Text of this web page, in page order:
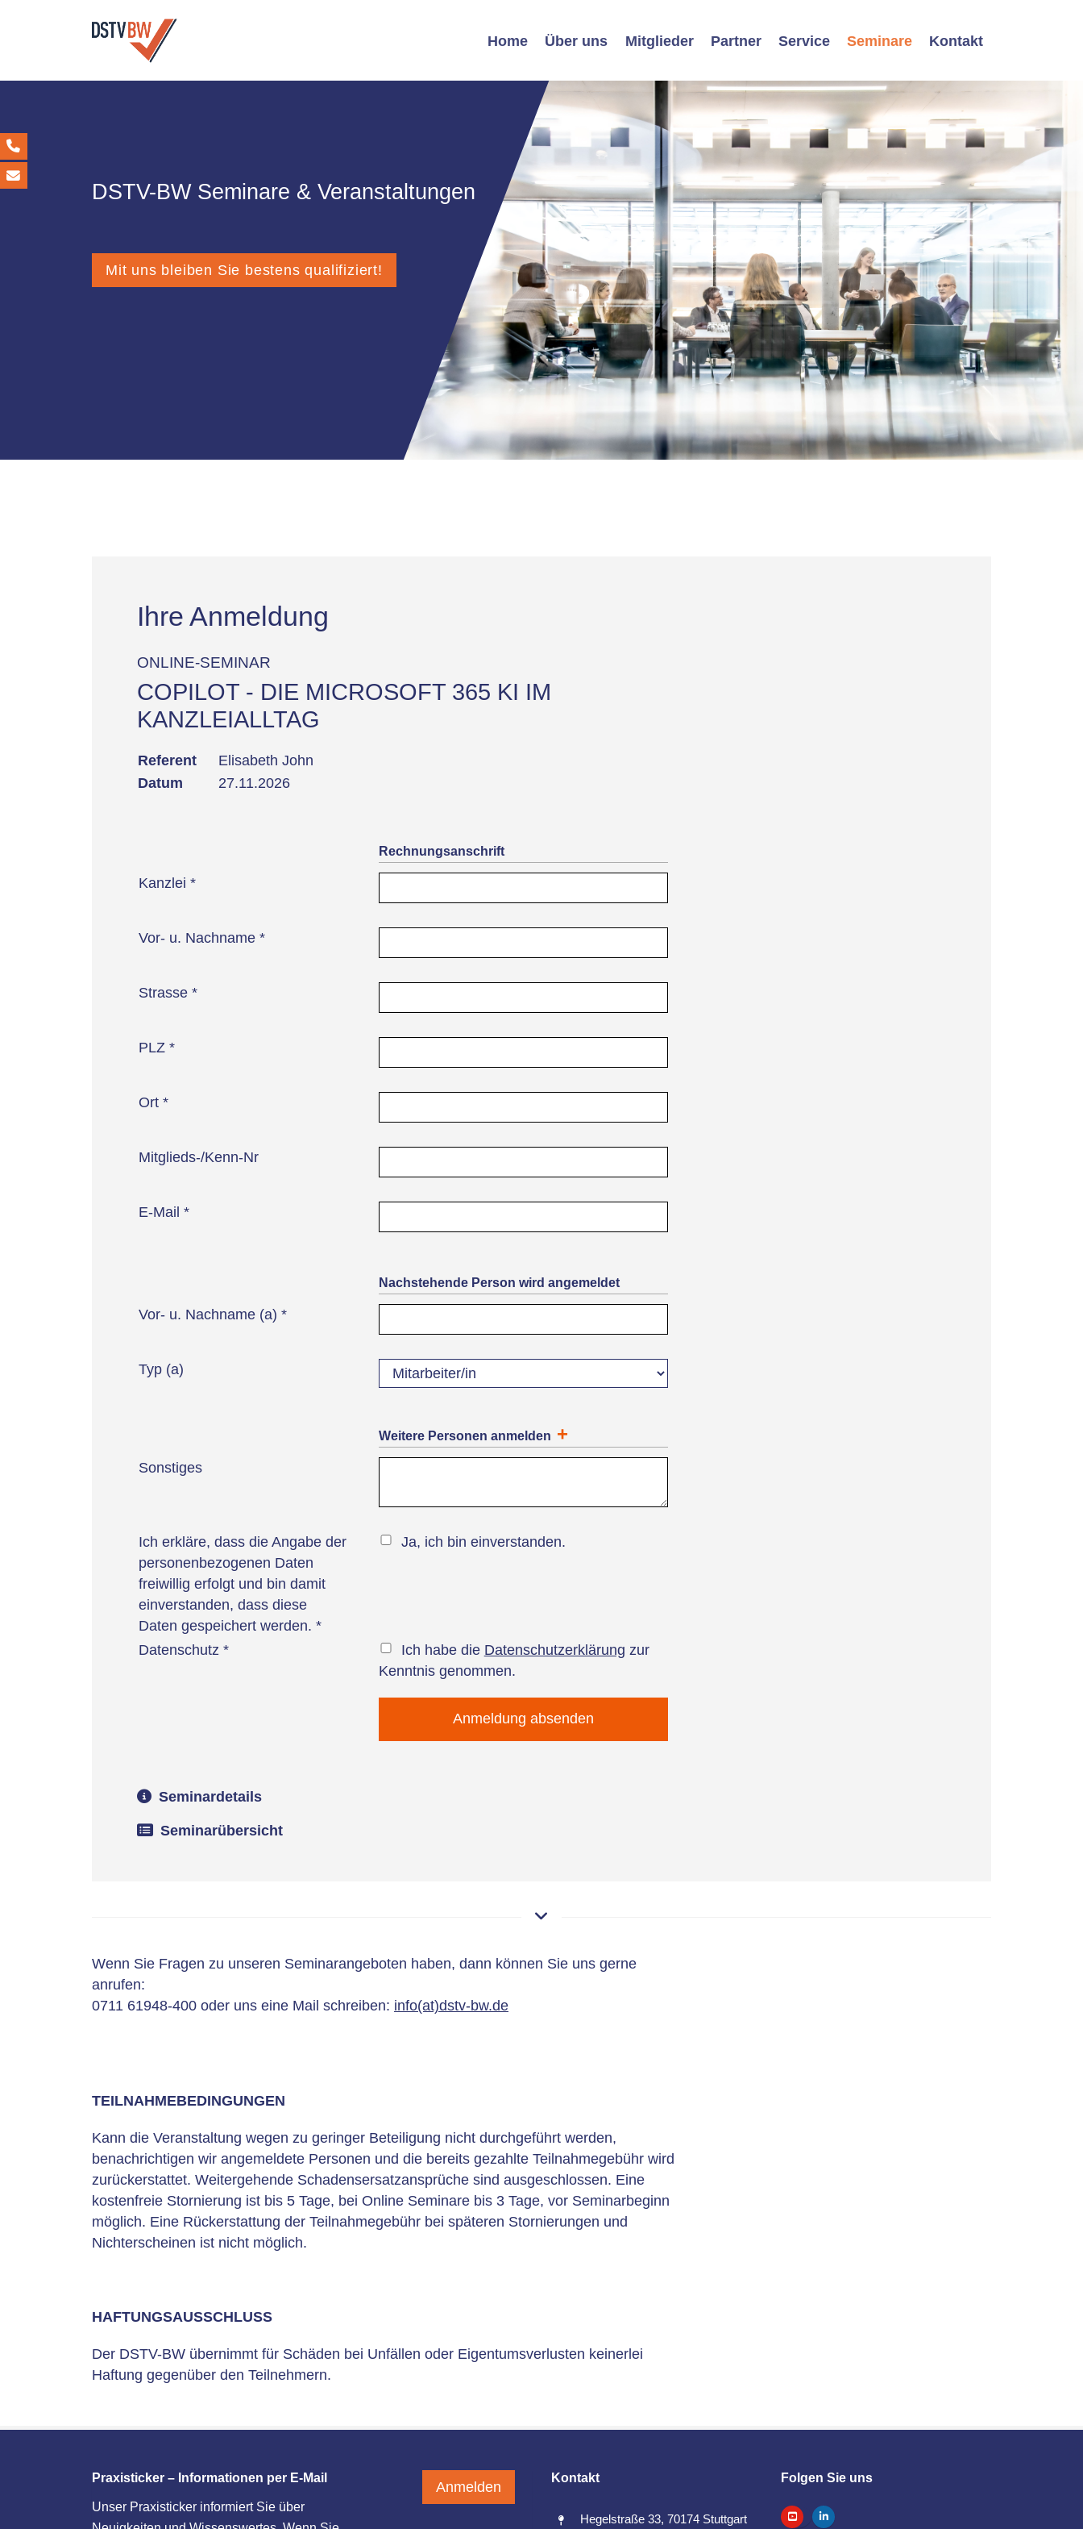
Home Über uns Mitglieder Partner Service Seminare Kontakt
DSTV-BW Seminare & Veranstaltungen
Mit uns bleiben Sie bestens qualifiziert!
Ihre Anmeldung
ONLINE-SEMINAR
COPILOT - DIE MICROSOFT 365 KI IM
KANZLEIALLTAG
Referent
Elisabeth John
Datum
27.11.2026
Rechnungsanschrift
Kanzlei *
Vor- u. Nachname *
Strasse *
PLZ *
Ort *
Mitglieds-/Kenn-Nr
E-Mail *
Nachstehende Person wird angemeldet
Vor- u. Nachname (a) *
Typ (a)
Weitere Personen anmelden
Sonstiges
Ich erkläre, dass die Angabe der
personenbezogenen Daten
freiwillig erfolgt und bin damit
einverstanden, dass diese
Daten gespeichert werden. *
Ja, ich bin einverstanden.
Datenschutz * Ich habe die Datenschutzerklärung zur
Kenntnis genommen.
Seminardetails
Seminarübersicht
Wenn Sie Fragen zu unseren Seminarangeboten haben, dann können Sie uns gerne
anrufen:
0711 61948-400 oder uns eine Mail schreiben: info(at)dstv-bw.de
TEILNAHMEBEDINGUNGEN
Kann die Veranstaltung wegen zu geringer Beteiligung nicht durchgeführt werden,
benachrichtigen wir angemeldete Personen und die bereits gezahlte Teilnahmegebühr wird
zurückerstattet. Weitergehende Schadensersatzansprüche sind ausgeschlossen. Eine
kostenfreie Stornierung ist bis 5 Tage, bei Online Seminare bis 3 Tage, vor Seminarbeginn
möglich. Eine Rückerstattung der Teilnahmegebühr bei späteren Stornierungen und
Nichterscheinen ist nicht möglich.
HAFTUNGSAUSSCHLUSS
Der DSTV-BW übernimmt für Schäden bei Unfällen oder Eigentumsverlusten keinerlei
Haftung gegenüber den Teilnehmern.
Praxisticker – Informationen per E-Mail
Unser Praxisticker informiert Sie über
Anmelden
Kontakt
Hegelstraße 33, 70174 Stuttgart
Folgen Sie uns